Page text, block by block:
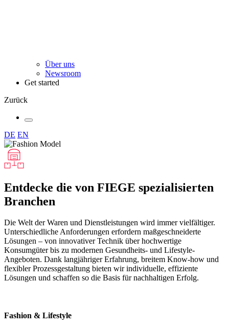
Über uns
Newsroom
Get started
Zurück
DE EN
Entdecke die von FIEGE spezialisierten
Branchen
Die Welt der Waren und Dienstleistungen wird immer vielfältiger.
Unterschiedliche Anforderungen erfordern maßgeschneiderte
Lösungen – von innovativer Technik über hochwertige
Konsumgüter bis zu modernen Gesundheits- und Lifestyle-
Angeboten. Dank langjähriger Erfahrung, breitem Know-how und
flexibler Prozessgestaltung bieten wir individuelle, effiziente
Lösungen und schaffen so die Basis für nachhaltigen Erfolg.
Fashion & Lifestyle